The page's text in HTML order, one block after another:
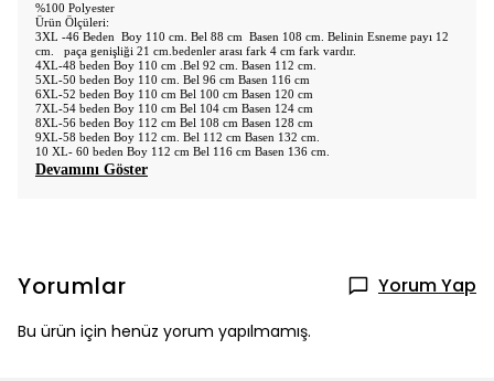
%100 Polyester
Ürün Ölçüleri:
3XL -46 Beden Boy 110 cm. Bel 88 cm Basen 108 cm. Belinin Esneme payı 12
cm. paça genişliği 21 cm.bedenler arası fark 4 cm fark vardır.
4XL-48 beden Boy 110 cm .Bel 92 cm. Basen 112 cm.
5XL-50 beden Boy 110 cm. Bel 96 cm Basen 116 cm
6XL-52 beden Boy 110 cm Bel 100 cm Basen 120 cm
7XL-54 beden Boy 110 cm Bel 104 cm Basen 124 cm
8XL-56 beden Boy 112 cm Bel 108 cm Basen 128 cm
9XL-58 beden Boy 112 cm. Bel 112 cm Basen 132 cm.
10 XL- 60 beden Boy 112 cm Bel 116 cm Basen 136 cm.
Devamını Göster
Yorumlar Yorum Yap
Bu ürün için henüz yorum yapılmamış.